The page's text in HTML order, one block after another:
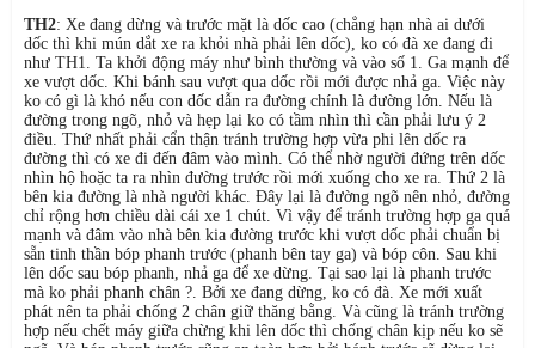
TH2: Xe đang dừng và trước mặt là dốc cao (chẳng hạn nhà ai dưới
dốc thì khi mún dắt xe ra khỏi nhà phải lên dốc), ko có đà xe đang đi
như TH1. Ta khởi động máy như bình thường và vào số 1. Ga mạnh để
xe vượt dốc. Khi bánh sau vượt qua dốc rồi mới được nhả ga. Việc này
ko có gì là khó nếu con dốc dẫn ra đường chính là đường lớn. Nếu là
đường trong ngõ, nhỏ và hẹp lại ko có tầm nhìn thì cần phải lưu ý 2
điều. Thứ nhất phải cẩn thận tránh trường hợp vừa phi lên dốc ra
đường thì có xe đi đến đâm vào mình. Có thể nhờ người đứng trên dốc
nhìn hộ hoặc ta ra nhìn đường trước rồi mới xuống cho xe ra. Thứ 2 là
bên kia đường là nhà người khác. Đây lại là đường ngõ nên nhỏ, đường
chỉ rộng hơn chiều dài cái xe 1 chút. Vì vậy để tránh trường hợp ga quá
mạnh và đâm vào nhà bên kia đường trước khi vượt dốc phải chuẩn bị
sẵn tinh thần bóp phanh trước (phanh bên tay ga) và bóp côn. Sau khi
lên dốc sau bóp phanh, nhả ga để xe dừng. Tại sao lại là phanh trước
mà ko phải phanh chân ?. Bởi xe đang dừng, ko có đà. Xe mới xuất
phát nên ta phải chống 2 chân giữ thăng bằng. Và cũng là tránh trường
hợp nếu chết máy giữa chừng khi lên dốc thì chống chân kịp nếu ko sẽ